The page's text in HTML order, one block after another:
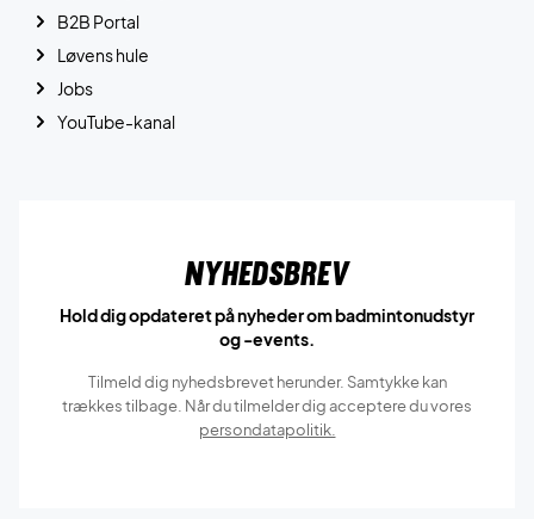
B2B Portal
Løvens hule
Jobs
YouTube-kanal
Nyhedsbrev
Hold dig opdateret på nyheder om badmintonudstyr
og -events.
Tilmeld dig nyhedsbrevet herunder. Samtykke kan
trækkes tilbage. Når du tilmelder dig acceptere du vores
persondatapolitik.